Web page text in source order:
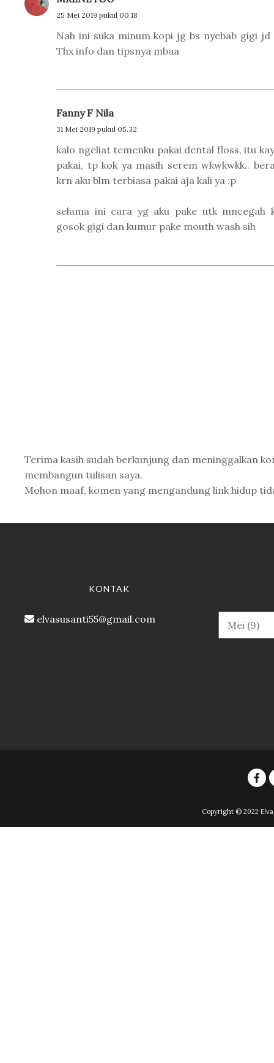
25 Mei 2019 pukul 00.18
Nah ini suka minum kopi jg bs nyebab gigi jd
Thx info dan tipsnya mbaa
Fanny F Nila
31 Mei 2019 pukul 05.32
kalo ngeliat temenku pakai dental floss, itu
pakai, tp kok ya masih serem wkwkwkk..
krn aku blm terbiasa pakai aja kali ya :p
selama ini cara yg aku pake utk mncegah
gosok gigi dan kumur pake mouth wash sih
Terima kasih sudah berkunjung dan meninggalkan
membangun tulisan saya.
Mohon maaf, komen yang mengandung link hidup
KONTAK
elvasusanti55@gmail.com
Copyright © 2022